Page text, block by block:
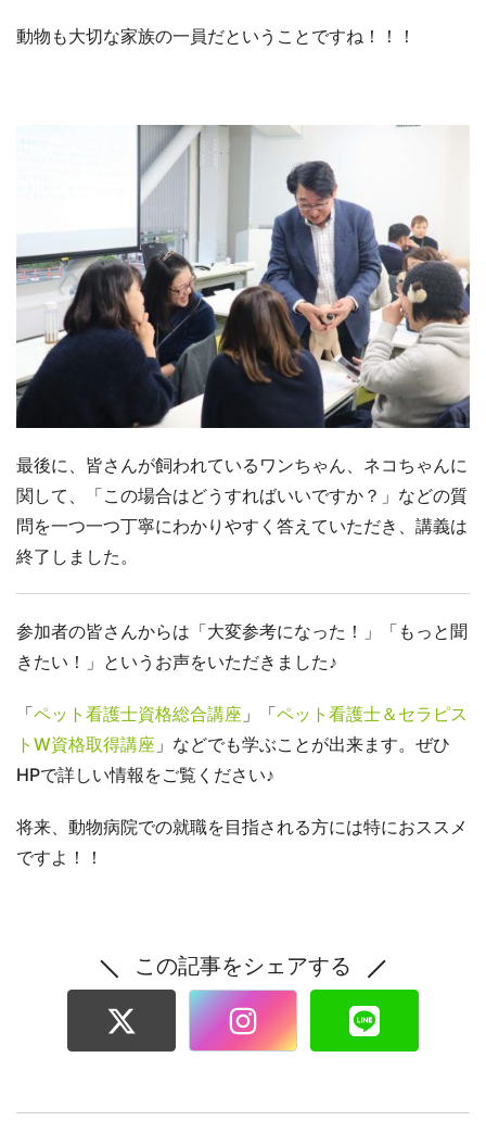
動物も大切な家族の一員だということですね！！！
最後に、皆さんが飼われているワンちゃん、ネコちゃんに
関して、「この場合はどうすればいいですか？」などの質
問を一つ一つ丁寧にわかりやすく答えていただき、講義は
終了しました。
参加者の皆さんからは「大変参考になった！」「もっと聞
きたい！」というお声をいただきました♪
「ペット看護士資格総合講座 」「ペット看護士＆セラピス
トW資格取得講座 」などでも学ぶことが出来ます。ぜひ
HPで詳しい情報をご覧ください♪
将来、動物病院での就職を目指される方には特におススメ
ですよ！！
この記事をシェアする